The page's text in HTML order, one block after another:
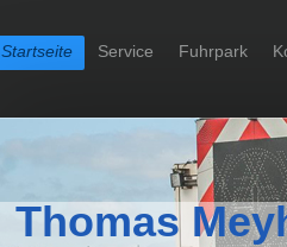
Startseite Service Fuhrpark
Thomas